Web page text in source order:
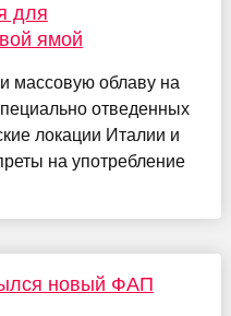
для
ямой
массовую облаву на
отведенных
локации Италии и
на употребление
новый ФАП